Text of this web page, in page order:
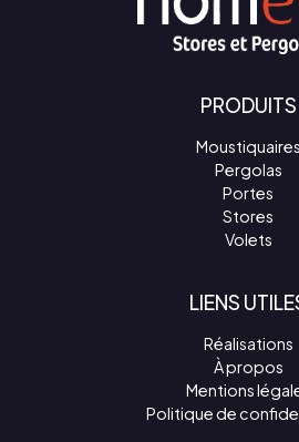
PRODUITS
Moustiquaires
Pergolas
Portes
Stores
Volets
LIENS
Réalisations
À propos
Mentions
Politique de